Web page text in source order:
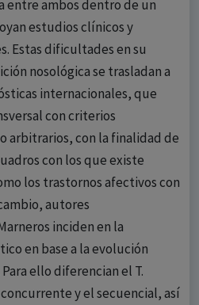
entre ambos dentro de un
estudios clínicos y
Estas dificultades en su
nosológica se trasladan a
internacionales, que
con criterios
arbitrarios, con la finalidad de
con los que existe
los trastornos afectivos con
autores
inciden en la
en base a la evolución
ello diferencian el T.
y el secuencial, así